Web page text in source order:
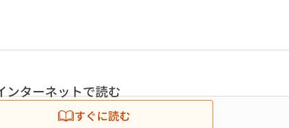
ンターネットで読む
すぐに読む